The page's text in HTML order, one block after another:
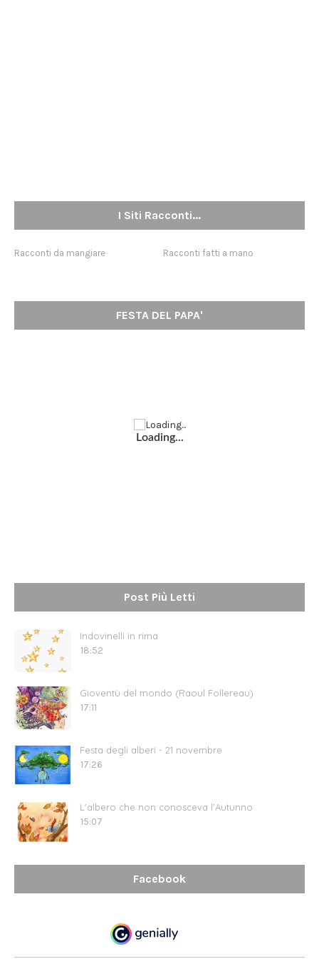
I Siti Racconti...
Racconti da mangiare Racconti fatti a mano
FESTA DEL PAPA'
Loading...
Post Più Letti
Indovinelli in rima
18:52
Gioventù del mondo (Raoul Follereau)
17:11
Festa degli alberi - 21 novembre
17:26
L'albero che non conosceva l'Autunno
15:07
Facebook